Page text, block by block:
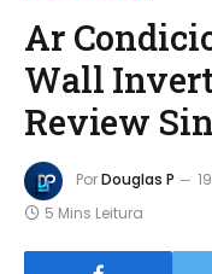
Ar
Wall
Review
PorDouglas P
5 Mins Leitura